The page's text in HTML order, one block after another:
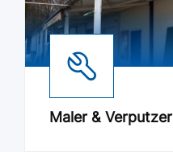
Maler & Verputzer